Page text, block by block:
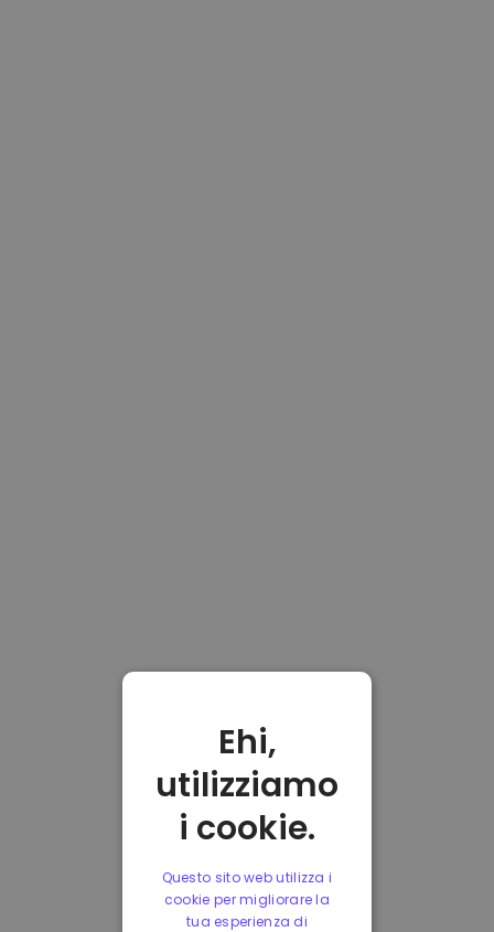
Ehi,
utilizziamo
i cookie.
Questo sito web utilizza i
cookie per migliorare la
tua esperienza di